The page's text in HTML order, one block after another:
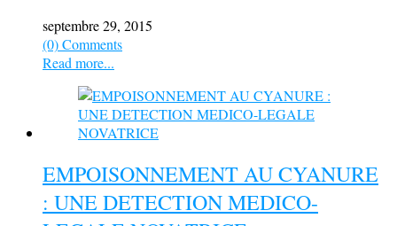
septembre 29, 2015
(0) Comments
Read more...
EMPOISONNEMENT AU CYANURE
: UNE DETECTION MEDICO-